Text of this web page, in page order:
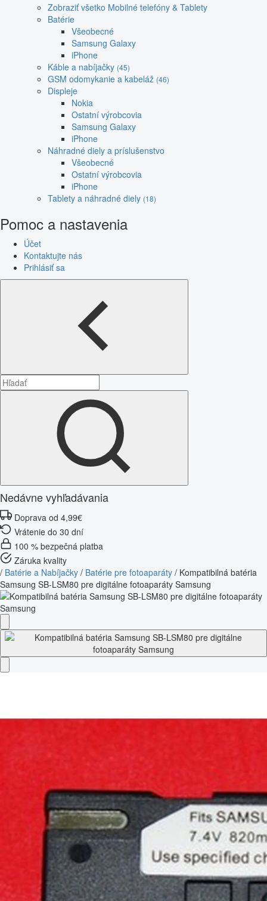
Zobraziť všetko Mobilné telefóny & Tablety
Batérie
Všeobecné
Samsung Galaxy
iPhone
Káble a nabíjačky (45)
GSM odomykanie a kabeláž (46)
Displeje
Nokia
Ostatní výrobcovia
Samsung Galaxy
iPhone
Náhradné diely a príslušenstvo
Všeobecné
Ostatní výrobcovia
iPhone
Tablety a náhradné diely (18)
Pomoc a nastavenia
Účet
Kontaktujte nás
Prihlásiť sa
Nedávne vyhľadávania
Doprava od 4,99€
Vrátenie do 30 dní
100 % bezpečná platba
Záruka kvality
/ Batérie a Nabíjačky / Batérie pre fotoaparáty / Kompatibilná batéria
Samsung SB-LSM80 pre digitálne fotoaparáty Samsung